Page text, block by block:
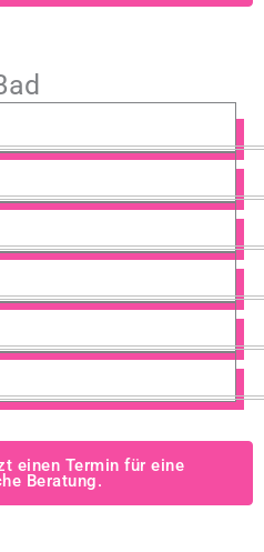
einen Termin für eine
Beratung.